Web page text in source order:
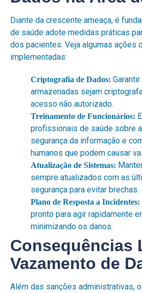
Diante da crescente ameaça, é
de saúde adote medidas práticas
dos pacientes. Veja algumas ações
implementadas:
Criptografia de Dados:
armazenadas sejam
acesso não autorizado.
Treinamento de Funcionários:
profissionais de saúde sobre
segurança da informação e
humanos que podem causar
Atualização de Sistemas:
sempre atualizados com as
segurança para evitar brechas.
Plano de Resposta a Incidentes:
pronto para agir rapidamente
minimizando os danos.
Consequências
Vazamento de
Além das sanções administrativas,